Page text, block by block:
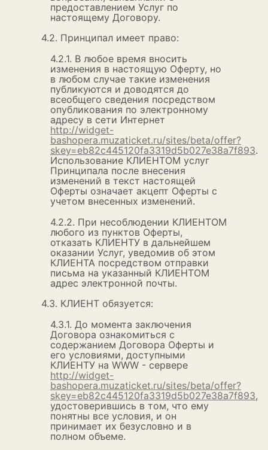
предоставлением Услуг по
настоящему Договору.
4.2. Принципал имеет право:
4.2.1. В любое время вносить
изменения в настоящую Оферту, но
в любом случае такие изменения
публикуются и доводятся до
всеобщего сведения посредством
опубликования по электронному
адресу в сети Интернет
http://widget-
bashopera.muzaticket.ru/sites/beta/offer?
skey=eb82c445120fa3319d5b027e38a7f893.
Использование КЛИЕНТОМ услуг
Принципала после внесения
изменений в текст настоящей
Оферты означает акцепт Оферты с
учетом внесенных изменений.
4.2.2. При несоблюдении КЛИЕНТОМ
любого из пунктов Оферты,
отказать КЛИЕНТУ в дальнейшем
оказании Услуг, уведомив об этом
КЛИЕНТА посредством отправки
письма на указанный КЛИЕНТОМ
адрес электронной почты.
4.3. КЛИЕНТ обязуется:
4.3.1. До момента заключения
Договора ознакомиться с
содержанием Договора Оферты и
его условиями, доступными
КЛИЕНТУ на WWW - сервере
http://widget-
bashopera.muzaticket.ru/sites/beta/offer?
skey=eb82c445120fa3319d5b027e38a7f893,
удостоверившись в том, что ему
понятны все условия, и он
принимает их безусловно и в
полном объеме.